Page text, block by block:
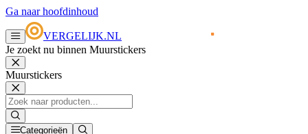
Ga naar hoofdinhoud
VERGELIJK.NL
Je zoekt nu binnen Muurstickers
Muurstickers
Categorieën